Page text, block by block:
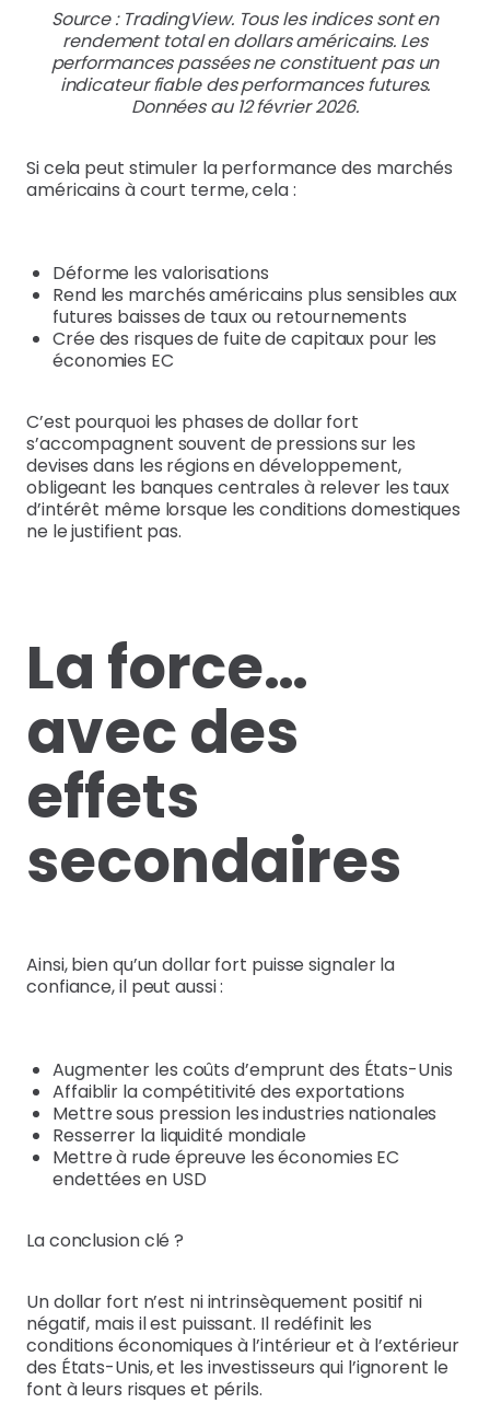
Source : TradingView. Tous les indices sont en
rendement total en dollars américains. Les
performances passées ne constituent pas un
indicateur fiable des performances futures.
Données au 12 février 2026.
Si cela peut stimuler la performance des marchés
américains à court terme, cela :
Déforme les valorisations
Rend les marchés américains plus sensibles aux
futures baisses de taux ou retournements
Crée des risques de fuite de capitaux pour les
économies EC
C’est pourquoi les phases de dollar fort
s’accompagnent souvent de pressions sur les
devises dans les régions en développement,
obligeant les banques centrales à relever les taux
d’intérêt même lorsque les conditions domestiques
ne le justifient pas.
La force…
avec des
effets
secondaires
Ainsi, bien qu’un dollar fort puisse signaler la
confiance, il peut aussi :
Augmenter les coûts d’emprunt des États-Unis
Affaiblir la compétitivité des exportations
Mettre sous pression les industries nationales
Resserrer la liquidité mondiale
Mettre à rude épreuve les économies EC
endettées en USD
La conclusion clé ?
Un dollar fort n’est ni intrinsèquement positif ni
négatif, mais il est puissant. Il redéfinit les
conditions économiques à l’intérieur et à l’extérieur
des États-Unis, et les investisseurs qui l’ignorent le
font à leurs risques et périls.